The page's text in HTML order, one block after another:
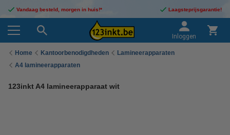
Vandaag besteld, morgen in huis!* Laagsteprijsgarantie!
Inloggen
Home Kantoorbenodigdheden
Lamineerapparaten
A4 lamineerapparaten
123inkt A4 lamineerapparaat wit